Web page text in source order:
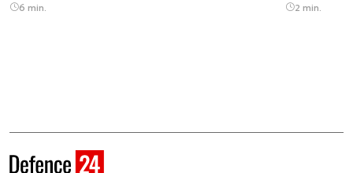
6 min. 2 min.